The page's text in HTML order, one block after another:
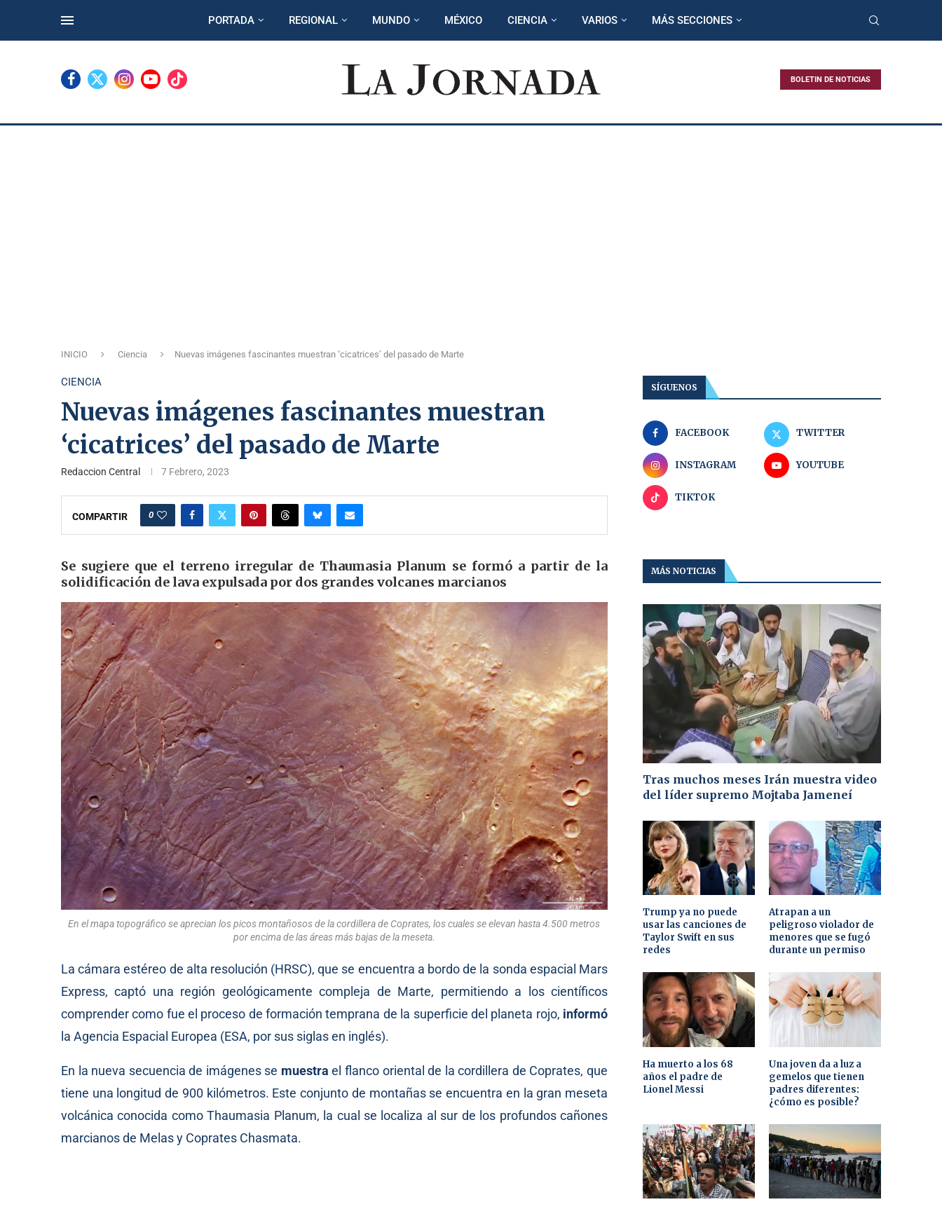
PORTADA REGIONAL MUNDO MÉXICO CIENCIA VARIOS MÁS SECCIONES
BOLETIN DE NOTICIAS
INICIO Ciencia Nuevas imágenes fascinantes muestran ‘cicatrices’ del pasado de Marte
CIENCIA
Nuevas imágenes fascinantes muestran
‘cicatrices’ del pasado de Marte
Redaccion Central 7 Febrero, 2023
COMPARTIR 0
Se sugiere que el terreno irregular de Thaumasia Planum se formó a partir de la
solidificación de lava expulsada por dos grandes volcanes marcianos
En el mapa topográfico se aprecian los picos montañosos de la cordillera de Coprates, los cuales se elevan hasta 4.500 metros
por encima de las áreas más bajas de la meseta.
La cámara estéreo de alta resolución (HRSC), que se encuentra a bordo de la sonda espacial Mars
Express, captó una región geológicamente compleja de Marte, permitiendo a los científicos
comprender como fue el proceso de formación temprana de la superficie del planeta rojo, informó
la Agencia Espacial Europea (ESA, por sus siglas en inglés).
En la nueva secuencia de imágenes se muestra el flanco oriental de la cordillera de Coprates, que
tiene una longitud de 900 kilómetros. Este conjunto de montañas se encuentra en la gran meseta
volcánica conocida como Thaumasia Planum, la cual se localiza al sur de los profundos cañones
marcianos de Melas y Coprates Chasmata.
SÍGUENOS
FACEBOOK TWITTER
INSTAGRAM YOUTUBE
TIKTOK
MÁS NOTICIAS
Tras muchos meses Irán muestra video
del líder supremo Mojtaba Jameneí
Trump ya no puede
usar las canciones de
Taylor Swift en sus
redes
Atrapan a un
peligroso violador de
menores que se fugó
durante un permiso
Ha muerto a los 68
años el padre de
Lionel Messi
Una joven da a luz a
gemelos que tienen
padres diferentes:
¿cómo es posible?